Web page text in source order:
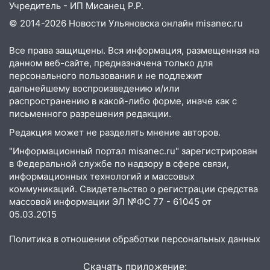
15:45 Жителям села Тагай больше не
придётся ездить в райцентр ради сдачи
15:30 После жалобы прокурору на
улице Льва Толстого в Старой Майне
восстановили освещение
15:23 За неделю ульяновские спасатели
спасли восемь человек
14:40
Житель Димитровграда поверил в
«посылку от дочери» и лишился более 3
миллионов рублей
14:30 Застолье закончилось кражей:
ульяновец перевёл себе деньги с карты
знакомого
14:01
За неделю в Ульяновской области
Учредитель - ИП Мисанец Р.Р.
© 2014-2026 Новости Ульяновска онлайн misanec.ru
Все права защищены. Вся информация, размещенная на
данном веб-сайте, предназначена только для
персонального пользования и не подлежит
дальнейшему воспроизведению и/или
распространению в какой-либо форме, иначе как с
письменного разрешения редакции.
Редакция может не разделять мнение авторов.
"Информационный портал misanec.ru" зарегистрирован
в Федеральной службе по надзору в сфере связи,
информационных технологий и массовых
коммуникаций. Свидетельство о регистрации средства
массовой информации ЭЛ №ФС 77 - 61045 от
05.03.2015
Политика в отношении обработки персональных данных
Скачать приложение: